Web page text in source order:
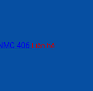
406 Liên hệ